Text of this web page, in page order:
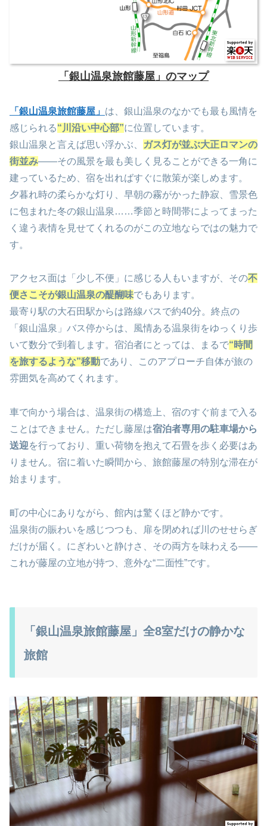
「銀山温泉旅館藤屋」のマップ
「銀山温泉旅館藤屋」 は、銀山温泉のなかでも最も風情を
感じられる“川沿い中心部”に位置しています。
銀山温泉と言えば思い浮かぶ、
ガス灯が並ぶ大正ロマンの
街並み――その風景を最も美しく見ることができる一角に
建っているため、宿を出ればすぐに散策が楽しめます。
夕暮れ時の柔らかな灯り、早朝の霧がかった静寂、雪景色
に包まれた冬の銀山温泉……季節と時間帯によってまった
く違う表情を見せてくれるのがこの立地ならではの魅力で
す。
アクセス面は「少し不便」に感じる人もいますが、その不
便さこそが銀山温泉の醍醐味でもあります。
最寄り駅の大石田駅からは路線バスで約40分。終点の
「銀山温泉」バス停からは、風情ある温泉街をゆっくり歩
いて数分で到着します。宿泊者にとっては、まるで“時間
を旅するような”移動であり、このアプローチ自体が旅の
雰囲気を高めてくれます。
車で向かう場合は、温泉街の構造上、宿のすぐ前まで入る
ことはできません。ただし藤屋は宿泊者専用の駐車場から
送迎を行っており、重い荷物を抱えて石畳を歩く必要はあ
りません。宿に着いた瞬間から、旅館藤屋の特別な滞在が
始まります。
町の中心にありながら、館内は驚くほど静かです。
温泉街の賑わいを感じつつも、扉を閉めれば川のせせらぎ
だけが届く。にぎわいと静けさ、その両方を味わえる――
これが藤屋の立地が持つ、意外な“二面性”です。
「銀山温泉旅館藤屋」全8室だけの静かな
旅館